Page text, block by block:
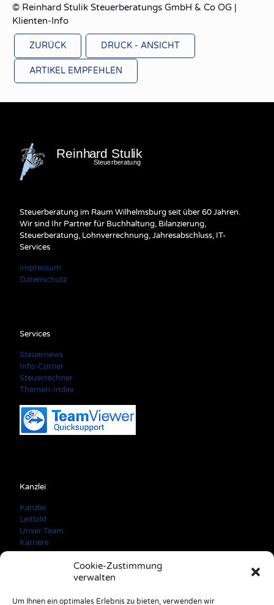
Cookie-Zustimmung
verwalten
Um Ihnen ein optimales Erlebnis zu bieten, verwenden wir
© Reinhard Stulik Steuerberatungs GmbH & Co OG |
Klienten-Info
ZURÜCK DRUCK - ANSICHT
ARTIKEL EMPFEHLEN
Steuerberatung im Raum Wilhelmsburg seit über 60 Jahren.
Wir sind Ihr Partner für Buchhaltung, Bilanzierung,
Steuerberatung, Lohnverrechnung, Jahresabschluss, IT-
Services
Impressum
Datenschutz
Services
Steuernews
Info-Corner
Steuerrechner
Themen-Index
Kanzlei
Kanzlei
Leitbild
Unser Team
Karriere
Kontaktdaten